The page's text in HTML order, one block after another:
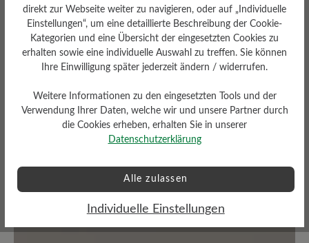
Durchschnittliche Bewertung
Bewerten Sie dieses Produkt!
Teilen Sie Ihre Erfahrungen mit anderen
Kunden.
Keine Bewertungen gefunden. Teilen Sie Ihre Erfahrungen
direkt zur Webseite weiter zu navigieren, oder auf „Individuelle
Einstellungen“, um eine detaillierte Beschreibung der Cookie-
Kategorien und eine Übersicht der eingesetzten Cookies zu
erhalten sowie eine individuelle Auswahl zu treffen. Sie können
Ihre Einwilligung später jederzeit ändern / widerrufen.
Weitere Informationen zu den eingesetzten Tools und der
Verwendung Ihrer Daten, welche wir und unsere Partner durch
die Cookies erheben, erhalten Sie in unserer
Datenschutzerklärung
Alle zulassen
Individuelle Einstellungen